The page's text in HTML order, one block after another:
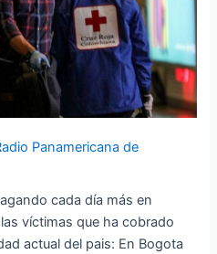
Panamericana de
cada día más en
víctimas que ha cobrado
actual del pais: En Bogota